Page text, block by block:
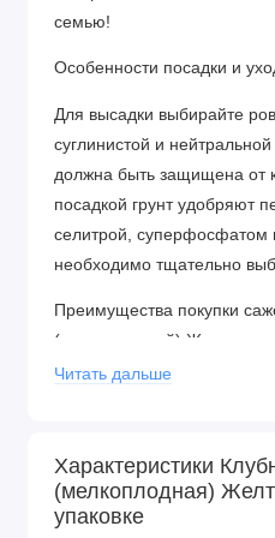
семью!
Особенности посадки и
Для высадки выбирайте
суглинистой и
должна быть защищена от
посадкой грунт удобряют
селитрой, суперфосфатом
необходимо тщательно
Преимущества покупки
(мелкоплодной) Желтое
Длительный период
Товар хранится в
камерах при
Читать дальше
Характеристики
(мелкоплодная)
упаковке